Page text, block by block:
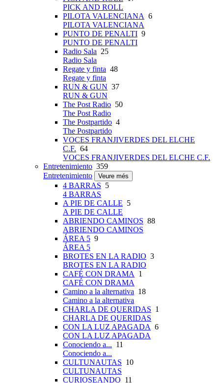
PICK AND ROLL
PILOTA VALENCIANA 6
PILOTA VALENCIANA
PUNTO DE PENALTI 9
PUNTO DE PENALTI
Radio Sala 25
Radio Sala
Regate y finta 48
Regate y finta
RUN & GUN 37
RUN & GUN
The Post Radio 50
The Post Radio
The Postpartido 4
The Postpartido
VOCES FRANJIVERDES DEL ELCHE
C.F. 64
VOCES FRANJIVERDES DEL ELCHE C.F.
Entretenimiento 359
Entretenimiento
Veure més
4 BARRAS 5
4 BARRAS
A PIE DE CALLE 5
A PIE DE CALLE
ABRIENDO CAMINOS 88
ABRIENDO CAMINOS
ÁREA 5 9
ÁREA 5
BROTES EN LA RADIO 3
BROTES EN LA RADIO
CAFÉ CON DRAMA 1
CAFÉ CON DRAMA
Camino a la alternativa 18
Camino a la alternativa
CHARLA DE QUERIDAS 1
CHARLA DE QUERIDAS
CON LA LUZ APAGADA 6
CON LA LUZ APAGADA
Conociendo a... 11
Conociendo a...
CULTUNAUTAS 10
CULTUNAUTAS
CURIOSEANDO 11